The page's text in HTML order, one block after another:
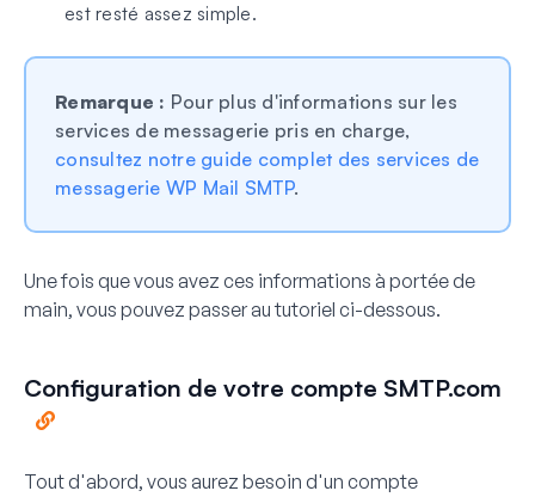
est resté assez simple.
Remarque : Pour plus d'informations sur les
services de messagerie pris en charge,
consultez notre guide complet des services de
messagerie WP Mail SMTP.
Une fois que vous avez ces informations à portée de
main, vous pouvez passer au tutoriel ci-dessous.
Configuration de votre compte SMTP.com
Tout d'abord, vous aurez besoin d'un compte